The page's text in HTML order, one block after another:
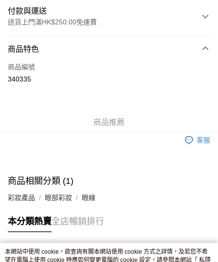
付款與運送
送貨上門滿HK$250.00免運費
信用卡
Apple Pay
付款後門市自取，訂單確認後2-4個工作天到店，7天內取。逾期後
商品特色
商品編號
340335
商品推薦
客服
商品相關分類 (1)
彩妝產品 眼部彩妝 眼線
本分類熱賣全店暢銷排行
熱門標籤
本網站中使用 cookie，欲查詢有關本網站使用 cookie 方式之詳情，及若您不希
望在電腦上使用 cookie 時應如何變更電腦的 cookie 設定，請參閱本網站「 私隱